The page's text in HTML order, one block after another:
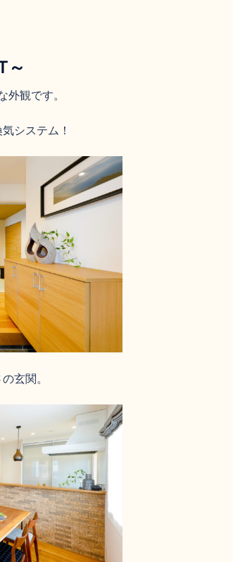
～
観です。
システム！
玄関。